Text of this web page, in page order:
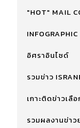
"HOT" MAIL
INFOGRAPHIC
อิศราอินไซด์
รวมข่าว
เกาะติดข่าวเลื
รวมผลงานข่า